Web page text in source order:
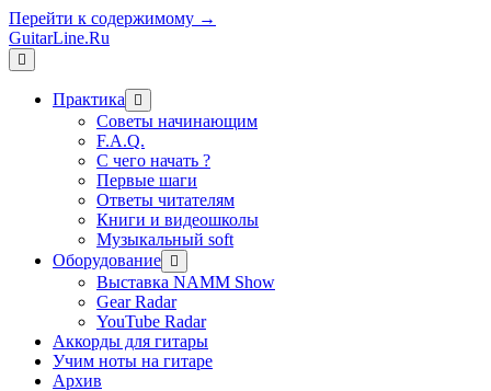
Перейти к содержимому →
GuitarLine.Ru
открыть
меню
Практика
открыть
меню
Советы начинающим
F.A.Q.
С чего начать ?
Первые шаги
Ответы читателям
Книги и видеошколы
Музыкальный soft
Оборудование открыть
меню
Выставка NAMM Show
Gear Radar
YouTube Radar
Аккорды для гитары
Учим ноты на гитаре
Архив